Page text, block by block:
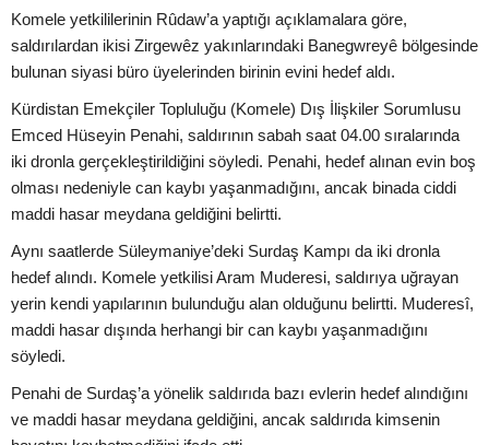
Komele yetkililerinin Rûdaw’a yaptığı açıklamalara göre,
saldırılardan ikisi Zirgewêz yakınlarındaki Banegwreyê bölgesinde
bulunan siyasi büro üyelerinden birinin evini hedef aldı.
Kürdistan Emekçiler Topluluğu (Komele) Dış İlişkiler Sorumlusu
Emced Hüseyin Penahi, saldırının sabah saat 04.00 sıralarında
iki dronla gerçekleştirildiğini söyledi. Penahi, hedef alınan evin boş
olması nedeniyle can kaybı yaşanmadığını, ancak binada ciddi
maddi hasar meydana geldiğini belirtti.
Aynı saatlerde Süleymaniye’deki Surdaş Kampı da iki dronla
hedef alındı. Komele yetkilisi Aram Muderesi, saldırıya uğrayan
yerin kendi yapılarının bulunduğu alan olduğunu belirtti. Muderesî,
maddi hasar dışında herhangi bir can kaybı yaşanmadığını
söyledi.
Penahi de Surdaş’a yönelik saldırıda bazı evlerin hedef alındığını
ve maddi hasar meydana geldiğini, ancak saldırıda kimsenin